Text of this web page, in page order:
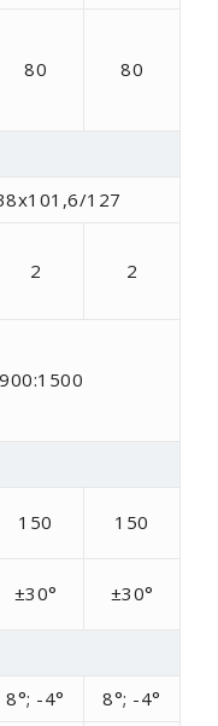
80 80
127
2 2
150 150
±30° ±30°
8°; -4°
8°; -4°